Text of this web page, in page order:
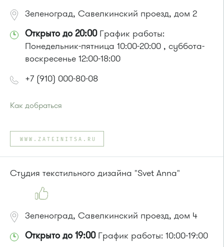
Зеленоград, Савелкинский проезд, дом 2
Открыто до 20:00График работы:
Понедельник-пятница 10:00-20:00 , суббота-
воскресенье 12:00-18:00
+7 (910) 000-80-08
Как добраться
Автобусы № 2, 3, 9, 11, 19, 31, 32.
Маршрутка № 409м, 419м
или до остановки"Товары для дома":
Маршрутка № 408м, 419м, 476м
WWW.ZATEINITSA.RU
Студия текстильного дизайна "Svet Anna"
Зеленоград, Савелкинский проезд, дом 4
Открыто до 19:00График работы: 10:00-19:00